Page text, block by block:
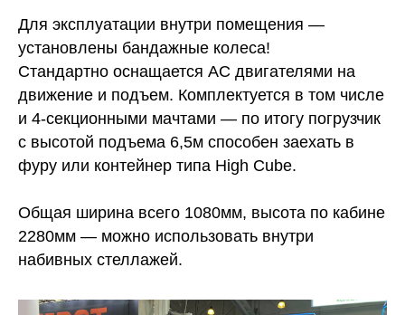
Для эксплуатации внутри помещения —
установлены бандажные колеса!
Стандартно оснащается AC двигателями на
движение и подъем. Комплектуется в том числе
и 4-секционными мачтами — по итогу погрузчик
с высотой подъема 6,5м способен заехать в
фуру или контейнер типа High Cube.
Общая ширина всего 1080мм, высота по кабине
2280мм — можно использовать внутри
набивных стеллажей.